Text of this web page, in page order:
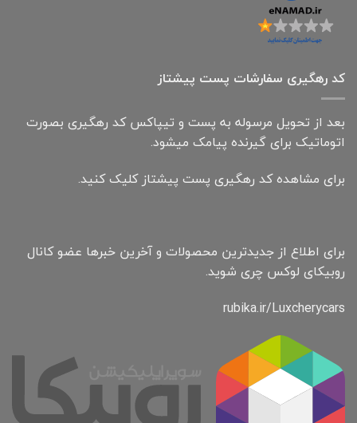
کد رهگیری سفارشات پست پیشتاز
بعد از تحویل مرسوله به پست و تیپاکس کد رهگیری بصورت
اتوماتیک برای گیرنده پیامک میشود.
برای مشاهده کد رهگیری پست پیشتاز کلیک کنید.
برای اطلاع از جدیدترین محصولات و آخرین خبرها عضو کانال
روبیکای لوکس چری شوید.
rubika.ir/Luxcherycars